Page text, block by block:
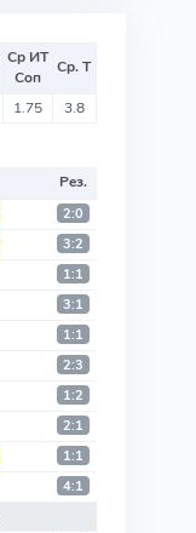
Ср ИТ
Соп
Ср. Т
1.75 3.8
Рез.
2:0
3:2
1:1
3:1
1:1
2:3
1:2
2:1
1:1
4:1